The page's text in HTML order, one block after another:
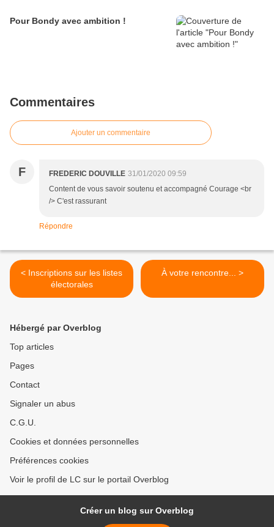
Pour Bondy avec ambition !
Commentaires
Ajouter un commentaire
F FREDERIC DOUVILLE 31/01/2020 09:59
Content de vous savoir soutenu et accompagné Courage <br
/> C'est rassurant
Répondre
< Inscriptions sur les listes
électorales
À votre rencontre... >
Hébergé par Overblog
Top articles
Pages
Contact
Signaler un abus
C.G.U.
Cookies et données personnelles
Préférences cookies
Voir le profil de LC sur le portail Overblog
Créer un blog sur Overblog